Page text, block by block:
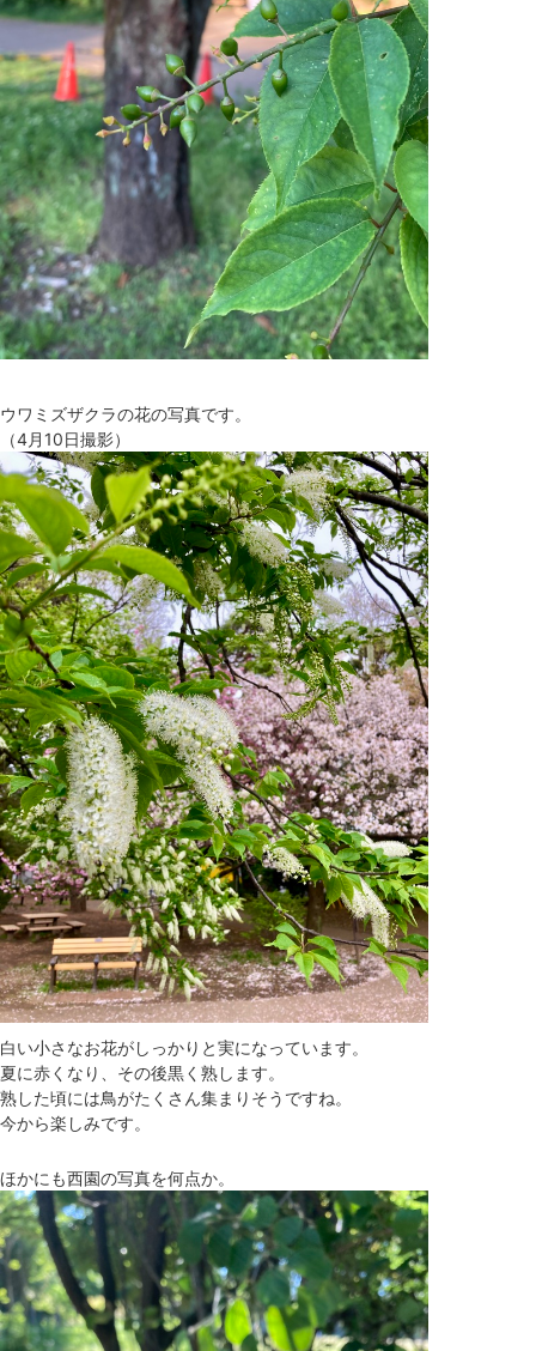
ウワミズザクラの花の写真です。
（4月10日撮影）
白い小さなお花がしっかりと実になっています。
夏に赤くなり、その後黒く熟します。
熟した頃には鳥がたくさん集まりそうですね。
今から楽しみです。
ほかにも西園の写真を何点か。